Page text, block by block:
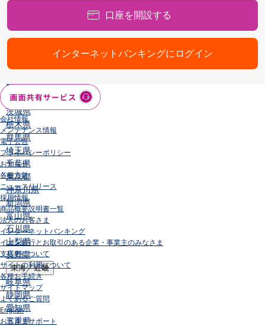
北海道
岩手県
宮城県
山形県
福島県
関東／北陸・甲信越
茨城県
栃木県
群馬県
埼玉県
千葉県
東京都
神奈川県
新潟県
富山県
石川県
山梨県
長野県
東海／近畿
岐阜県
静岡県
愛知県
三重県
口座を開設する
インターネットバンキングにログイン
会社情報
メンテナンス情報
電子公告
プライバシーポリシー
お知らせ
各種方針
ニュースリリース
採用情報
商品概要説明書一覧
法人のお客さま
インターネットバンキング
イオン銀行とお取引のある企業・事業主のみなさま
支店名について
サイトの利用について
各種お手続き
サイトマップ
よくあるご質問
English
お客さまサポート